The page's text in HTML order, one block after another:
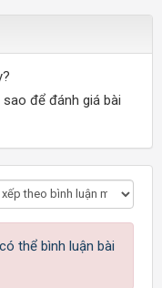
để đánh giá bài
thể bình luận bài